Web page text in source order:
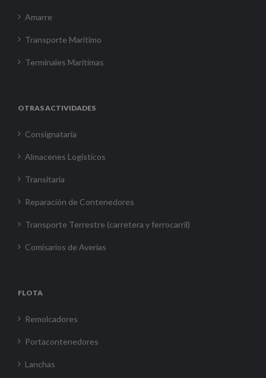
Amarre
Transporte Marítimo
Terminales Marítimas
OTRAS ACTIVIDADES
Consignataria
Almacenes Logísticos
Transitaria
Reparación de Contenedores
Transporte Terrestre (carretera y ferrocarril)
Comisarios de Averías
FLOTA
Remolcadores
Portacontenedores
Lanchas